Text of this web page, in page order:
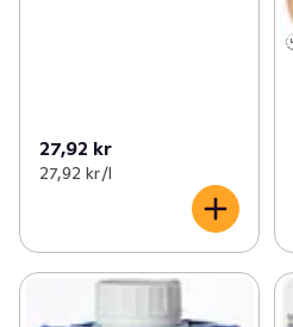
27,92 kr
27,92 kr /l